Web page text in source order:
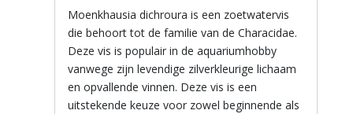
Moenkhausia dichroura is een zoetwatervis
die behoort tot de familie van de Characidae.
Deze vis is populair in de aquariumhobby
vanwege zijn levendige zilverkleurige lichaam
en opvallende vinnen. Deze vis is een
uitstekende keuze voor zowel beginnende als